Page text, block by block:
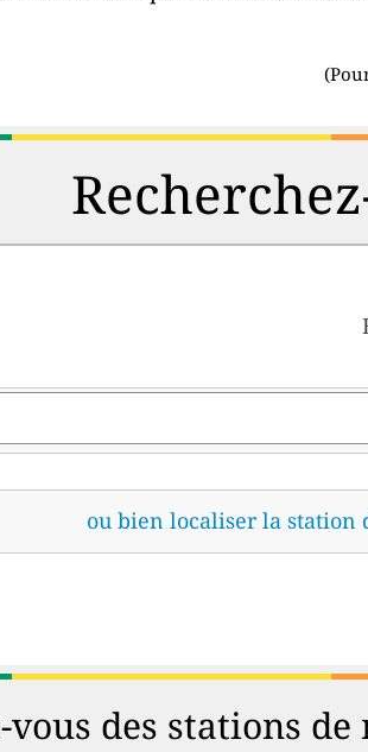
(
ou bien localiser la station
vous des stations